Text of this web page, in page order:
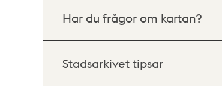
Har du frågor om kartan?
Stadsarkivet tipsar